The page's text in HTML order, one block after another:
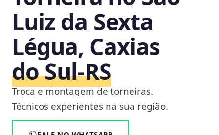
Luiz da Sexta
Légua, Caxias
do Sul‑RS
Troca e montagem de torneiras.
Técnicos experientes na sua região.